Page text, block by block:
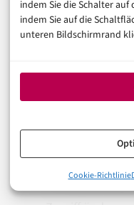
indem Sie die Schalter
indem Sie auf die
unteren Bildschirmrand
Cookie-Richtlinie
Wählen Sie die
bestimmen Sie
oder nur
Erweiterte
Klicken Sie auf
Link „Weitere
Sie
Warum Google